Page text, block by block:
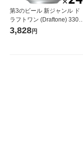
第3のビール 新ジャンル ド
ラフトワン (Draftone) 330ml
1ケース(24本)
3,828円